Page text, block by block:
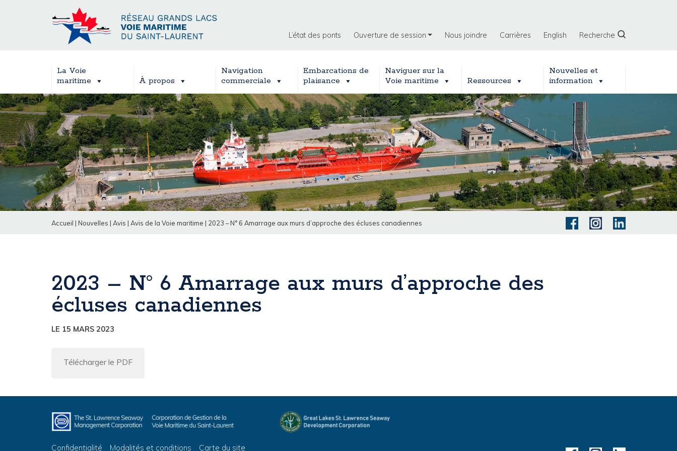
L’état des ponts Ouverture de session Nous joindre Carrières English Recherche
La Voie
maritime
À propos
Navigation
commerciale
Embarcations de
plaisance
Naviguer sur la
Voie maritime
Ressources
Nouvelles et
information
Accueil | Nouvelles | Avis | Avis de la Voie maritime | 2023 – N° 6 Amarrage aux murs d’approche des écluses canadiennes
2023 – N° 6 Amarrage aux murs d’approche des
écluses canadiennes
LE 15 MARS 2023
Télécharger le PDF
Confidentialité Modalités et conditions Carte du site